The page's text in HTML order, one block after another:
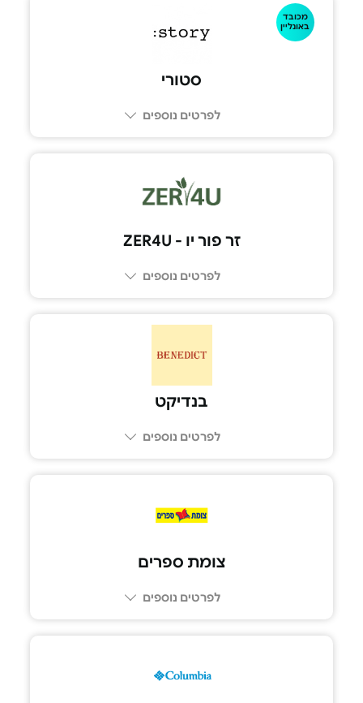
מכובד
באונליין
סטורי
לפרטים נוספים
זר פור יו - ZER4U
לפרטים נוספים
בנדיקט
לפרטים נוספים
צומת ספרים
לפרטים נוספים